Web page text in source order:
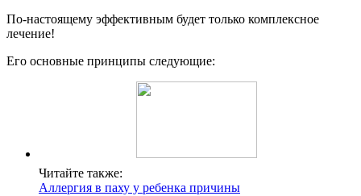
По-настоящему эффективным будет только комплексное
лечение!
Его основные принципы следующие:
Читайте также:
Аллергия в паху у ребенка причины